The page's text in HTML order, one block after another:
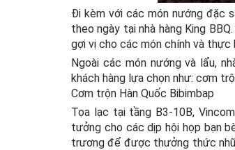
Đi kèm với các món nướng đặc
theo ngày tại nhà hàng King
gợi vị cho các món chính và thực
Ngoài các món nướng và lẩu,
khách hàng lựa chọn như: cơm
Cơm trộn Hàn Quốc Bibimbap
Tọa lạc tại tầng B3-10B,
tưởng cho các dịp hội họp bạn
trương để được thưởng thức